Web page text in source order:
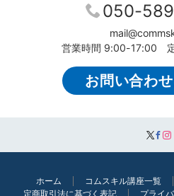
050-
営業時間 9:00-17:00
お問い合わ
ホーム コムスキル講座一覧
定商取引法に基づく表記
プライ